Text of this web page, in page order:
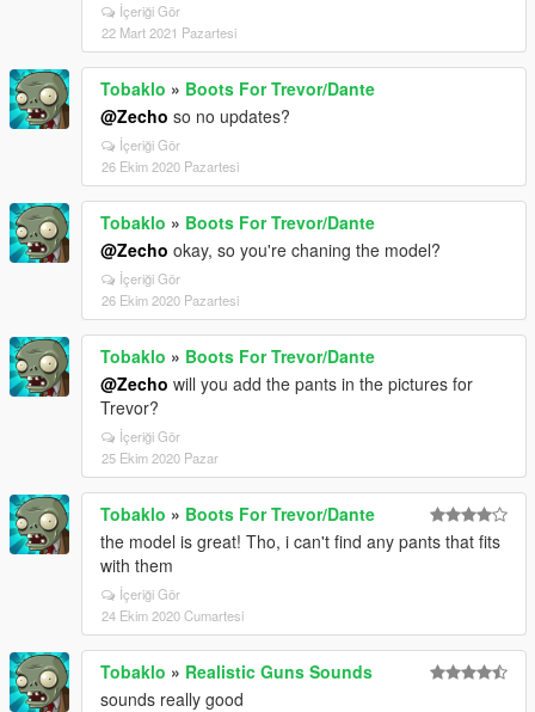
İçeriği Gör
22 Mart 2021 Pazartesi
Tobaklo » Boots For Trevor/Dante
@Zecho so no updates?
İçeriği Gör
26 Ekim 2020 Pazartesi
Tobaklo » Boots For Trevor/Dante
@Zecho okay, so you're chaning the model?
İçeriği Gör
26 Ekim 2020 Pazartesi
Tobaklo » Boots For Trevor/Dante
@Zecho will you add the pants in the pictures for
Trevor?
İçeriği Gör
25 Ekim 2020 Pazar
Tobaklo » Boots For Trevor/Dante
the model is great! Tho, i can't find any pants that fits
with them
İçeriği Gör
24 Ekim 2020 Cumartesi
Tobaklo » Realistic Guns Sounds
sounds really good